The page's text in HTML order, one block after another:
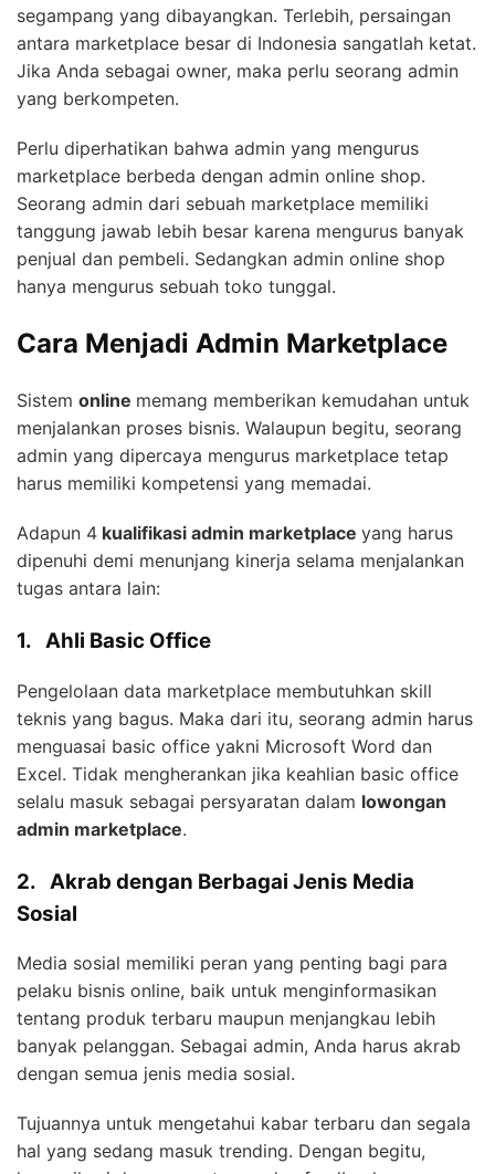
segampang yang dibayangkan. Terlebih, persaingan
antara marketplace besar di Indonesia sangatlah ketat.
Jika Anda sebagai owner, maka perlu seorang admin
yang berkompeten.
Perlu diperhatikan bahwa admin yang mengurus
marketplace berbeda dengan admin online shop.
Seorang admin dari sebuah marketplace memiliki
tanggung jawab lebih besar karena mengurus banyak
penjual dan pembeli. Sedangkan admin online shop
hanya mengurus sebuah toko tunggal.
Cara Menjadi Admin Marketplace
Sistem online memang memberikan kemudahan untuk
menjalankan proses bisnis. Walaupun begitu, seorang
admin yang dipercaya mengurus marketplace tetap
harus memiliki kompetensi yang memadai.
Adapun 4 kualifikasi admin marketplace yang harus
dipenuhi demi menunjang kinerja selama menjalankan
tugas antara lain:
1. Ahli Basic Office
Pengelolaan data marketplace membutuhkan skill
teknis yang bagus. Maka dari itu, seorang admin harus
menguasai basic office yakni Microsoft Word dan
Excel. Tidak mengherankan jika keahlian basic office
selalu masuk sebagai persyaratan dalam lowongan
admin marketplace.
2. Akrab dengan Berbagai Jenis Media
Sosial
Media sosial memiliki peran yang penting bagi para
pelaku bisnis online, baik untuk menginformasikan
tentang produk terbaru maupun menjangkau lebih
banyak pelanggan. Sebagai admin, Anda harus akrab
dengan semua jenis media sosial.
Tujuannya untuk mengetahui kabar terbaru dan segala
hal yang sedang masuk trending. Dengan begitu,